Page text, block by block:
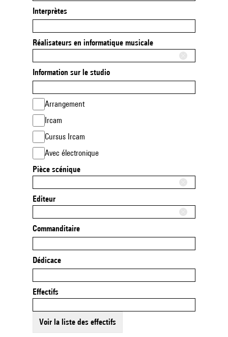
Interprètes
Réalisateurs en informatique musicale
Information sur le studio
Arrangement
Ircam
Cursus Ircam
Avec électronique
Pièce scénique
Editeur
Commanditaire
Dédicace
Effectifs
Voir la liste des effectifs